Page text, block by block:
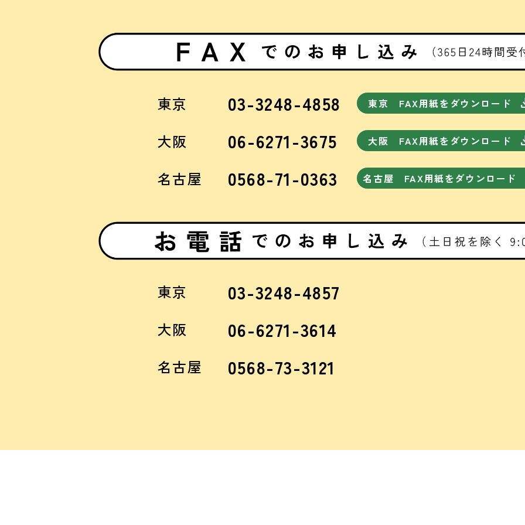
東京 03-3248-4858 東京 FAX用紙をダウンロード
大阪 06-6271-3675 大阪 FAX用紙をダウンロード
名古屋 0568-71-0363 名古屋 FAX用紙をダウンロード
東京 03-3248-4857
大阪 06-6271-3614
名古屋 0568-73-3121